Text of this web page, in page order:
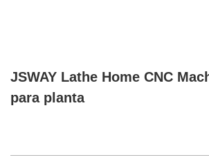
JSWAY Lathe Home CNC
para planta